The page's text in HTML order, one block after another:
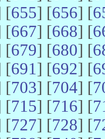
[655] [656] [
[667] [668] [
[679] [680] [
[691] [692] [
[703] [704] [
[715] [716] [
[727] [728] [